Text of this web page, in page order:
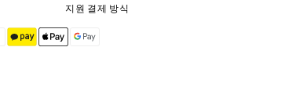
지원 결제 방식